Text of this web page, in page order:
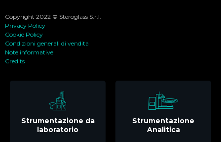
Copyright 2022 © Steroglass S.r.l.
Privacy Policy
Cookie Policy
Condizioni generali di vendita
Note informative
Credits
Strumentazione da
laboratorio
Strumentazione
Analitica